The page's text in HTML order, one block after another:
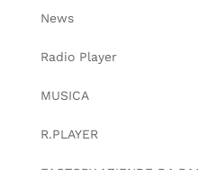
News
Radio Player
MUSICA
R.PLAYER